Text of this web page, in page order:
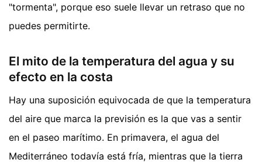
"tormenta", porque eso suele llevar un retraso que no
puedes permitirte.
El mito de la temperatura del agua y su
efecto en la costa
Hay una suposición equivocada de que la temperatura
del aire que marca la previsión es la que vas a sentir
en el paseo marítimo. En primavera, el agua del
Mediterráneo todavía está fría, mientras que la tierra